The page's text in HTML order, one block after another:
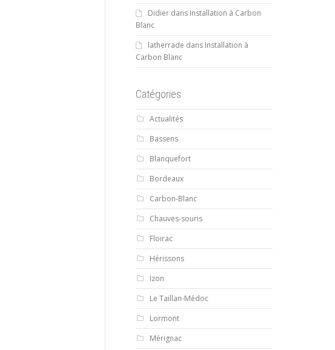
Didierdans Installation à Carbon
Blanc
latherrade dans Installation à
Carbon Blanc
Catégories
Actualités
Bassens
Blanquefort
Bordeaux
Carbon-Blanc
Chauves-souris
Floirac
Hérissons
Izon
Le Taillan-Médoc
Lormont
Mérignac